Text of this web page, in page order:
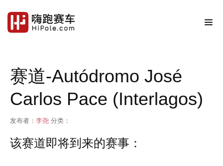
赛道-Autódromo José
Carlos Pace (Interlagos)
发布者： 李尧 分类：
该赛道即将到来的赛事：